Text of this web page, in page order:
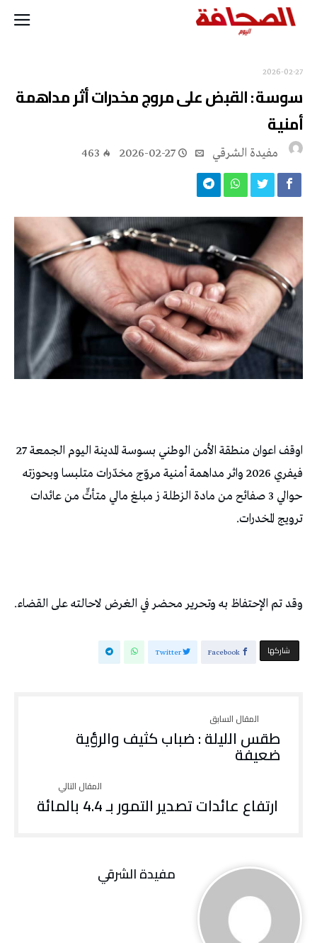
2026-02-27
سوسة : القبض على مروج مخدرات أثر مداهمة
أمنية
مفيدة الشرقي 2026-02-27
463
اوقف اعوان منطقة الأمن الوطني بسوسة المدينة اليوم الجمعة 27
فيفري 2026 واثر مداهمة أمنية مروّج مخدّرات متلبسا وبحوزته
حوالي 3 صفائح من مادة الزطلة ز مبلغ مالي متأتٍّ من عائدات
ترويج المخدرات.
وقد تم الإحتفاظ به وتحرير محضر في الغرض لاحالته على القضاء.
‫‫ شاركها‬ Facebook
Twitter
طقس الليلة : ضباب كثيف والرؤية
ضعيفة
ارتفاع عائدات تصدير التمور بـ 4.4 بالمائة
مفيدة الشرقي